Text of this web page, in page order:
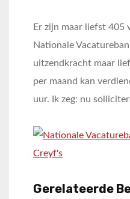
Er zijn maar liefst 405
Nationale
uitzendkracht maar
per maand kan
uur. Ik zeg: nu
Gerelateerde